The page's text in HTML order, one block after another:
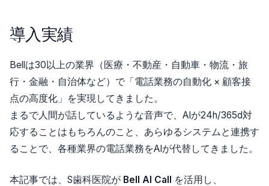
導入実績
Bellは30以上の業界（医療・不動産・自動車・物流・旅
行・金融・自治体など）で「電話業務の自動化 × 顧客接
点の高度化」を実現してきました。
まるで人間が話しているような音声で、AIが24h/365d対
応することはもちろんのこと、あらゆるシステムと連携す
ることで、各種業界の電話業務をAIが代替してきました。
本記事では、S歯科医院が Bell AI Call を活用し、